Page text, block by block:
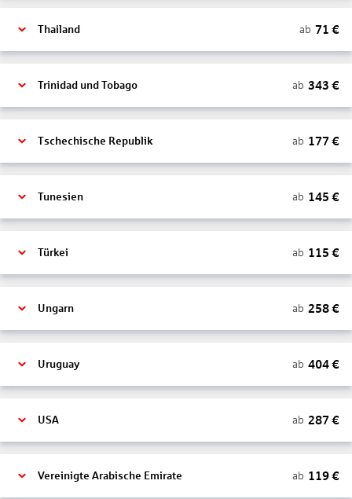
Thailand ab 71 €
Trinidad und Tobago ab 343 €
Tschechische Republik ab 177 €
Tunesien ab 145 €
Türkei ab 115 €
Ungarn ab 258€
Uruguay ab 404€
USA ab 287 €
Vereinigte Arabische Emirate ab 119€